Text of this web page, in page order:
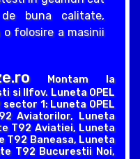
buna calitate,
folosire a masinii
Montam la
si Ilfov. Luneta OPEL
sector 1: Luneta OPEL
Aviatorilor, Luneta
T92 Aviatiei, Luneta
T92 Baneasa, Luneta
T92 Bucurestii Noi,